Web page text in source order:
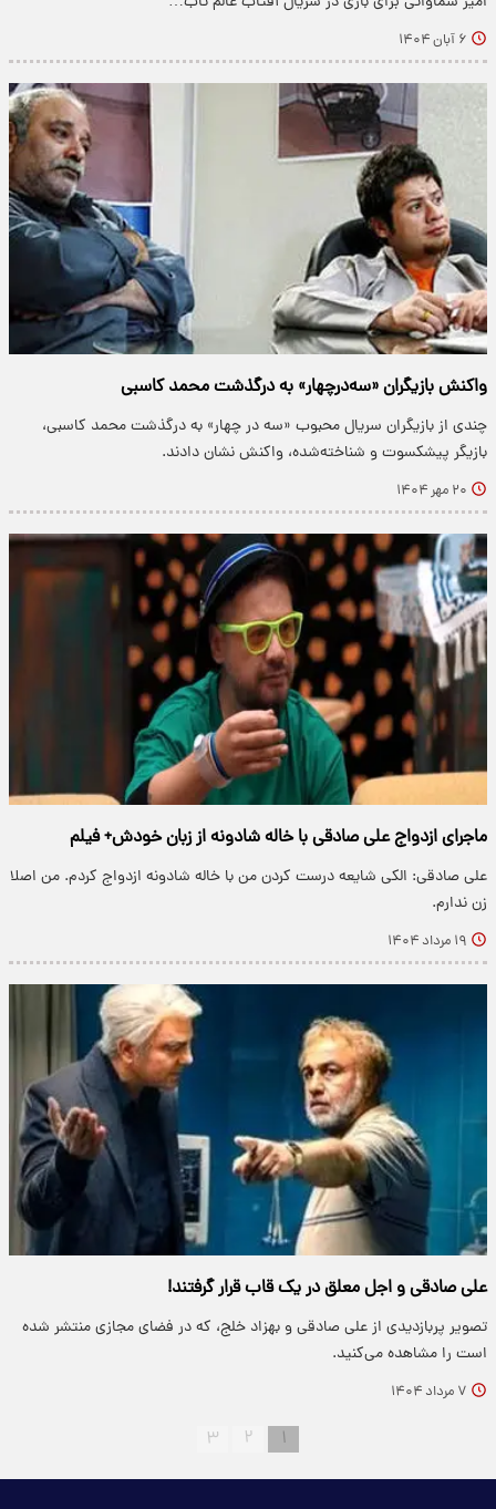
۶ آبان ۱۴۰۴
واکنش بازیگران «سه‌درچهار» به درگذشت محمد کاسبی
چندی از بازیگران سریال محبوب «سه در چهار» به درگذشت محمد کاسبی،
بازیگر پیشکسوت و شناخته‌شده، واکنش نشان دادند.
۲۰ مهر ۱۴۰۴
ماجرای ازدواج علی صادقی با خاله شادونه از زبان خودش+ فیلم
علی صادقی: الکی شایعه درست کردن من با خاله شادونه ازدواج کردم. من اصلا
زن ندارم.
۱۹ مرداد ۱۴۰۴
علی صادقی و اجل معلق در یک قاب قرار گرفتند!
تصویر پربازدیدی از علی صادقی و بهزاد خلج، که در فضای مجازی منتشر شده
است را مشاهده می‌کنید.
۷ مرداد ۱۴۰۴
۱ ۲ ۳